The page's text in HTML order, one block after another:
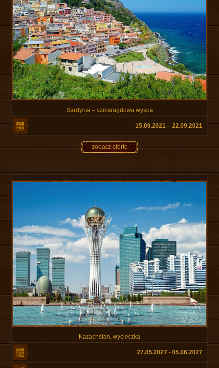
Sardynia – szmaragdowa wyspa
15.09.2021 – 22.09.2021
zobacz ofertę
Kazachstan, wycieczka
27.05.2027 - 05.06.2027